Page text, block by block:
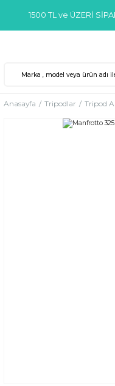
1500 TL ve ÜZERİ
Anasayfa Tripodlar Tripod